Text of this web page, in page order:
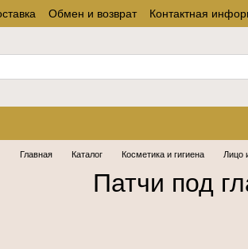
Обмен и возврат Контактная
Главная Каталог Косметика и гигиена Лицо
Патчи под